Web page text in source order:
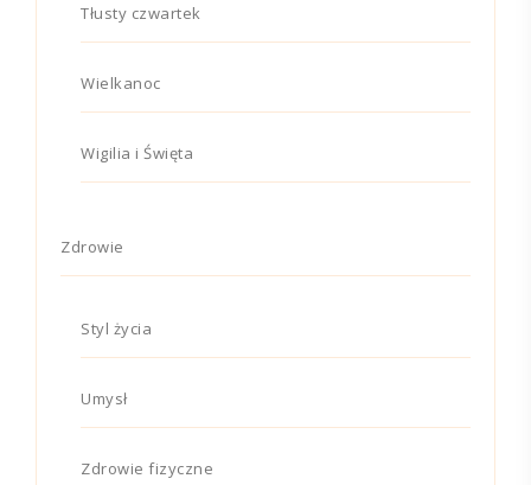
Tłusty czwartek
Wielkanoc
Wigilia i Święta
Zdrowie
Styl życia
Umysł
Zdrowie fizyczne